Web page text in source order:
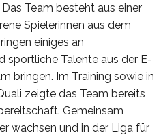
Team besteht aus einer
Spielerinnen aus dem
einiges an
sportliche Talente aus der E-
bringen. Im Training sowie in
zeigte das Team bereits
Gemeinsam
wachsen und in der Liga für